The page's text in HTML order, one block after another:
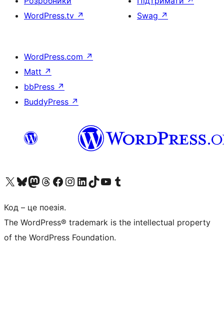
WordPress.tv ↗
Swag ↗
WordPress.com ↗
Matt ↗
bbPress ↗
BuddyPress ↗
Visit our X (formerly Twitter) account
Visit our Bluesky account
Завітайте до нашої стрічки в Mastodon
Visit our Threads account
Завітайте на нашу сторінку в Facebook
Visit our Instagram account
Visit our LinkedIn account
Visit our TikTok account
Visit our YouTube channel
Visit our Tumblr account
Код – це поезія.
The WordPress® trademark is the intellectual property
of the WordPress Foundation.